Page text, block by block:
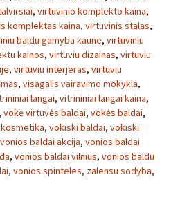
, virtuvinio komplekto kaina,
komplektas kaina, virtuvinis stalas,
baldu gamyba kaune, virtuviniu
kainos, virtuviu dizainas, virtuviu
, virtuviu interjeras, virtuviu
, visagalis vairavimo mokykla,
langai, vitrininiai langai kaina,
, vokė virtuvės baldai, vokės baldai,
, vokiski baldai, vokiski
vonios baldai akcija, vonios baldai
, vonios baldai vilnius, vonios baldu
, vonios spinteles, zalensu sodyba,